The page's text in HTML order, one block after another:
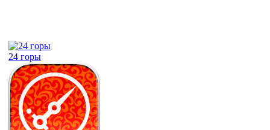
24 горы